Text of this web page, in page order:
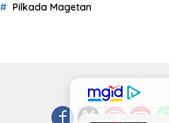
Pilkada Magetan